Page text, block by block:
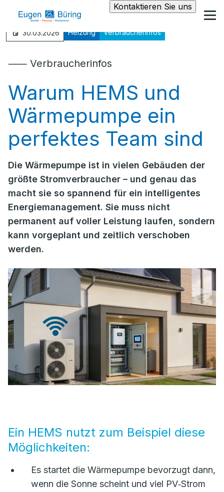
Kontaktieren Sie uns
30.03.2026 Heizung Verbraucherinfos
⸺ Verbraucherinfos
Warum HEMS und
Wärmepumpe ein
perfektes Team sind
Die Wärmepumpe ist in vielen Gebäuden der
größte Stromverbraucher – und genau das
macht sie so spannend für ein intelligentes
Energiemanagement. Sie muss nicht
permanent auf voller Leistung laufen, sondern
kann vorgeplant und zeitlich verschoben
werden.
Ein HEMS nutzt zum Beispiel diese
Möglichkeiten:
Es startet die Wärmepumpe bevorzugt dann,
wenn die Sonne scheint und viel PV‑Strom